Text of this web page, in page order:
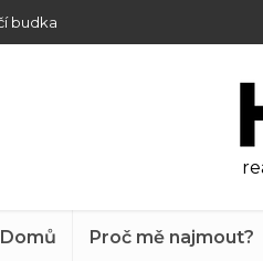
budka
Domů Proč mě najmout?